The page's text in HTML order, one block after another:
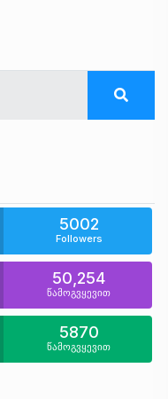
5002
Followers
50,254
წამოგვყევით
5870
წამოგვყევით